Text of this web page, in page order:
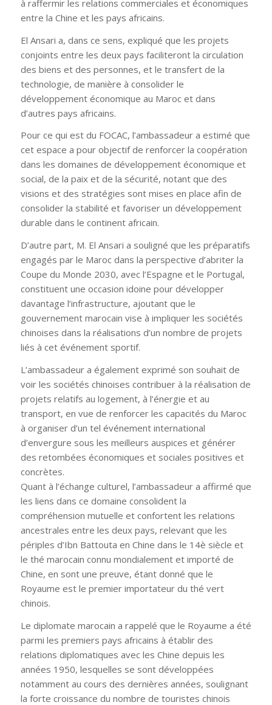
à raffermir les relations commerciales et économiques
entre la Chine et les pays africains.
El Ansari a, dans ce sens, expliqué que les projets
conjoints entre les deux pays faciliteront la circulation
des biens et des personnes, et le transfert de la
technologie, de manière à consolider le
développement économique au Maroc et dans
d’autres pays africains.
Pour ce qui est du FOCAC, l’ambassadeur a estimé que
cet espace a pour objectif de renforcer la coopération
dans les domaines de développement économique et
social, de la paix et de la sécurité, notant que des
visions et des stratégies sont mises en place afin de
consolider la stabilité et favoriser un développement
durable dans le continent africain.
D’autre part, M. El Ansari a souligné que les préparatifs
engagés par le Maroc dans la perspective d’abriter la
Coupe du Monde 2030, avec l’Espagne et le Portugal,
constituent une occasion idoine pour développer
davantage l’infrastructure, ajoutant que le
gouvernement marocain vise à impliquer les sociétés
chinoises dans la réalisations d’un nombre de projets
liés à cet événement sportif.
L’ambassadeur a également exprimé son souhait de
voir les sociétés chinoises contribuer à la réalisation de
projets relatifs au logement, à l’énergie et au
transport, en vue de renforcer les capacités du Maroc
à organiser d’un tel événement international
d’envergure sous les meilleurs auspices et générer
des retombées économiques et sociales positives et
concrètes.
Quant à l’échange culturel, l’ambassadeur a affirmé que
les liens dans ce domaine consolident la
compréhension mutuelle et confortent les relations
ancestrales entre les deux pays, relevant que les
périples d’Ibn Battouta en Chine dans le 14è siècle et
le thé marocain connu mondialement et importé de
Chine, en sont une preuve, étant donné que le
Royaume est le premier importateur du thé vert
chinois.
Le diplomate marocain a rappelé que le Royaume a été
parmi les premiers pays africains à établir des
relations diplomatiques avec les Chine depuis les
années 1950, lesquelles se sont développées
notamment au cours des dernières années, soulignant
la forte croissance du nombre de touristes chinois